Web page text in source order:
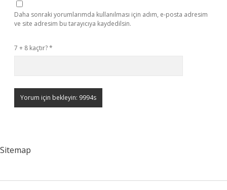
Daha sonraki yorumlarımda kullanılması için adım, e-posta adresim
ve site adresim bu tarayıcıya kaydedilsin.
7 + 8 kaçtır?*
Sitemap